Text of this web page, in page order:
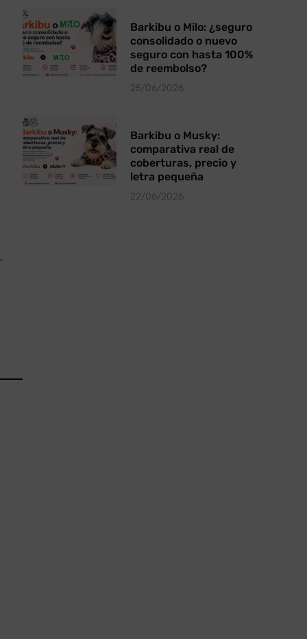
Barkibu o Milo: ¿seguro
consolidado o nuevo
seguro con hasta 100%
de reembolso?
25/06/2026
Barkibu o Musky:
comparativa real de
coberturas, precio y
letra pequeña
22/06/2026